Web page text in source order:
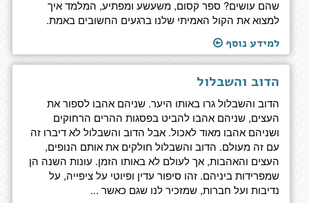
שהם עושים? ספר קסום, משעשע ומפתיע, המלמד איך
למצוא את הקול האמיתי שלנו ברגעים החשובים באמת.
למידע נוסף
הדוב והשבלול
הדוב והשבלול גרו באותו היער. שניהם אהבו לספור את
העצים, שניהם אהבו להביט בפסגות ההרים הרחוקים
ושניהם אהבו מאוד לאכול. אבל הדוב והשבלול לא דיברו זה
עם זה מעולם. הדוב והשבלול חולקים את אותם הנופים,
העצים והאהבות, אך לעולם לא באותו הזמן. עונות השנה הן
שמפרידות ביניהם. זהו סיפור עדין ופיוטי על ציפייה, על
נדיבות ועל חברות, שמזכיר לנו שגם כאשר ...